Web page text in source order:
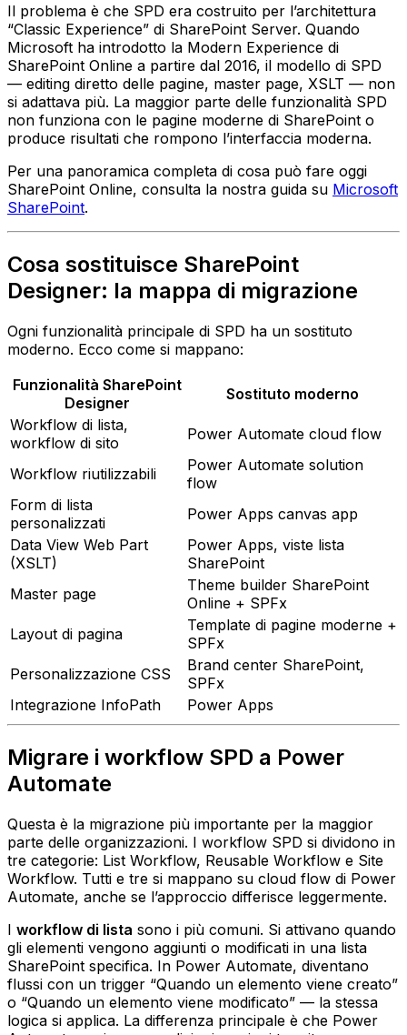
Il problema è che SPD era costruito per l’architettura
“Classic Experience” di SharePoint Server. Quando
Microsoft ha introdotto la Modern Experience di
SharePoint Online a partire dal 2016, il modello di SPD
— editing diretto delle pagine, master page, XSLT — non
si adattava più. La maggior parte delle funzionalità SPD
non funziona con le pagine moderne di SharePoint o
produce risultati che rompono l’interfaccia moderna.
Per una panoramica completa di cosa può fare oggi
SharePoint Online, consulta la nostra guida su Microsoft
SharePoint.
Cosa sostituisce SharePoint
Designer: la mappa di migrazione
Ogni funzionalità principale di SPD ha un sostituto
moderno. Ecco come si mappano:
Funzionalità SharePoint
Designer
Sostituto moderno
Workflow di lista,
workflow di sito
Power Automate cloud flow
Workflow riutilizzabili
Power Automate solution
flow
Form di lista
personalizzati
Power Apps canvas app
Data View Web Part
(XSLT)
Power Apps, viste lista
SharePoint
Master page
Theme builder SharePoint
Online + SPFx
Layout di pagina
Template di pagine moderne +
SPFx
Personalizzazione CSS
Brand center SharePoint,
SPFx
Integrazione InfoPath
Power Apps
Migrare i workflow SPD a Power
Automate
Questa è la migrazione più importante per la maggior
parte delle organizzazioni. I workflow SPD si dividono in
tre categorie: List Workflow, Reusable Workflow e Site
Workflow. Tutti e tre si mappano su cloud flow di Power
Automate, anche se l’approccio differisce leggermente.
I workflow di lista sono i più comuni. Si attivano quando
gli elementi vengono aggiunti o modificati in una lista
SharePoint specifica. In Power Automate, diventano
flussi con un trigger “Quando un elemento viene creato”
o “Quando un elemento viene modificato” — la stessa
logica si applica. La differenza principale è che Power